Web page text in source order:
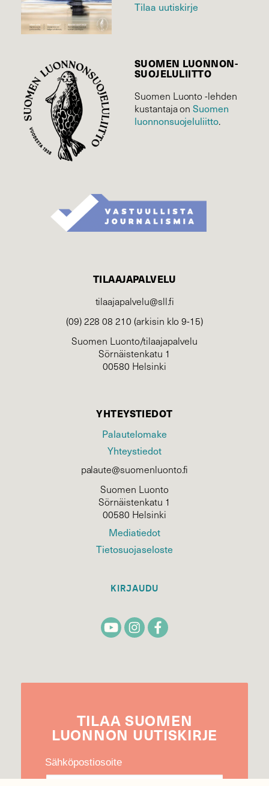
Tilaa uutiskirje
SUOMEN LUONNON­
SUOJELU­LIITTO
Suomen Luonto -lehden
kustantaja onSuomen
luonnonsuojelu­liitto.
TILAAJAPALVELU
tilaajapalvelu@sll.fi
(09) 228 08 210 (arkisin klo 9-15)
Suomen Luonto/tilaajapalvelu
Sörnäistenkatu 1
00580 Helsinki
YHTEYSTIEDOT
Palautelomake
Yhteystiedot
palaute@suomenluonto.fi
Suomen Luonto
Sörnäistenkatu 1
00580 Helsinki
Mediatiedot
Tietosuojaseloste
KIRJAUDU
TILAA SUOMEN
LUONNON UUTIS­KIRJE
Sähköpostiosoite